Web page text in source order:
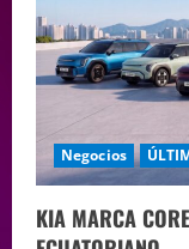
Negocios
KIA MARCA